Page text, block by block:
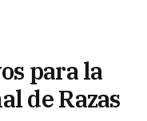
para la
de Razas